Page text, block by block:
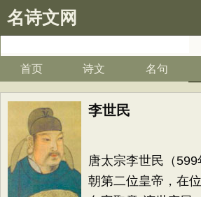
名诗文网
首页 诗文 名句
李世民
唐太宗李世民（
朝第二位皇帝，在